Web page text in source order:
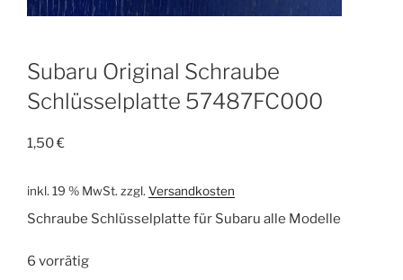
Subaru Original Schraube
Schlüsselplatte 57487FC000
1,50€
inkl. 19 % MwSt. zzgl. Versandkosten
Schraube Schlüsselplatte für Subaru alle Modelle
6 vorrätig